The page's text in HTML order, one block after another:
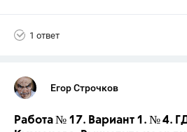
1 ответ
Егор Строчков
Работа № 17. Вариант 1. № 4.